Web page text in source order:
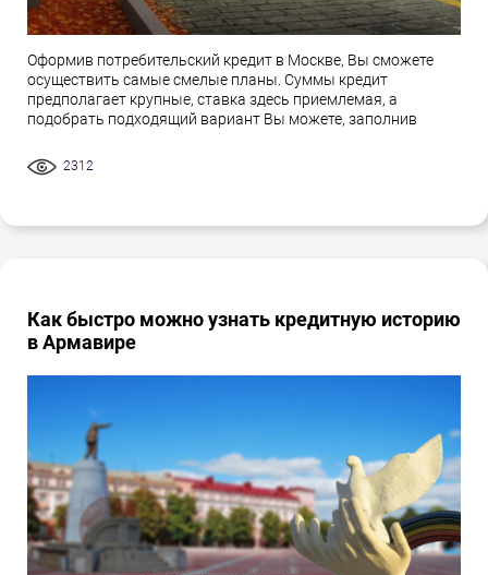
Оформив потребительский кредит в Москве, Вы сможете
осуществить самые смелые планы. Суммы кредит
предполагает крупные, ставка здесь приемлемая, а
подобрать подходящий вариант Вы можете, заполнив
2312
Как быстро можно узнать кредитную историю
в Армавире